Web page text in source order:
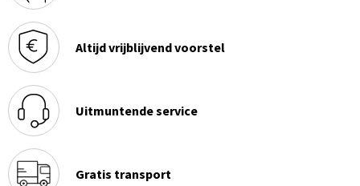
Altijd vrijblijvend voorstel
Uitmuntende service
Gratis transport